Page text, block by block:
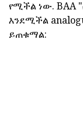
የሚችል ነው. BAA
እንደሚችል
ይጠቁማል: